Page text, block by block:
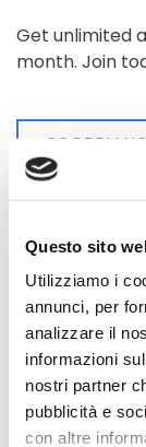
Questo sito
Utilizziamo i
annunci, per
analizzare il
informazioni
nostri partner
pubblicità e
con altre
Get unlimited
month. Join
SCOPRI I
A
Get unlimited